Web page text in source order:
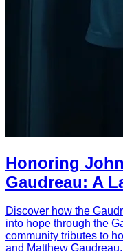
Honoring
Gaudreau: A
Discover how the
into hope through the
community tributes to
and Matthew Gaudreau.